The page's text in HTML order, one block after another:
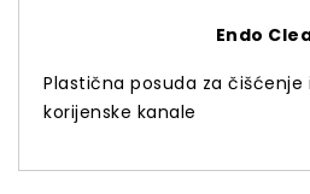
Endo
Plastična posuda za
korijenske kanale